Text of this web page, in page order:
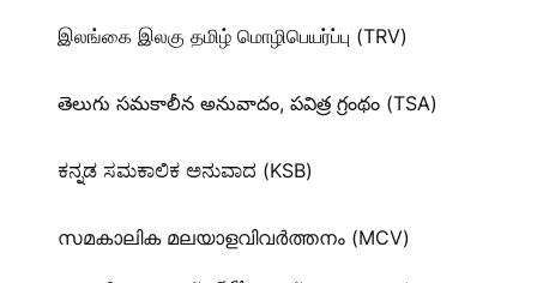
இலங்கை இலகு தமிழ் மொழிபெயர்ப்பு (TRV)
తెలుగు సమకాలీన అనువాదం, పవిత్ర గ్రంథం (TSA)
ಕನ್ನಡ ಸಮಕಾಲಿಕ ಅನುವಾದ (KSB)
സമകാലിക മലയാളവിവർത്തനം (MCV)